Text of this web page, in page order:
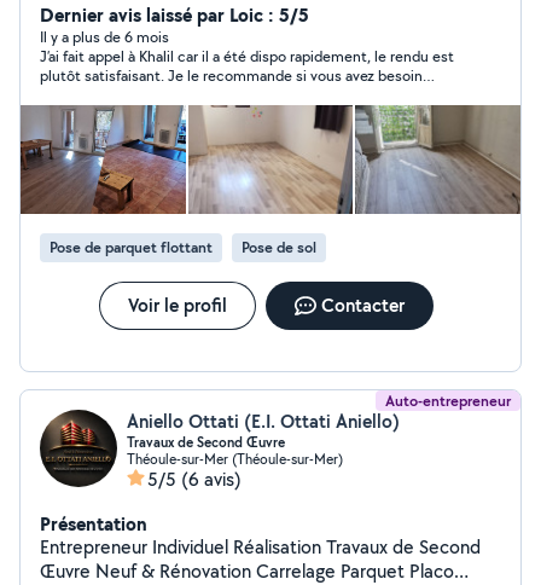
plomberie, rénovation d'intérieur ... Travail propre et
soigné Respect des normes Conseil N'hésitez pas à me
contacter. Satisfait ou satisfait.
Dernier avis laissé par Loic : 5/5
Il y a plus de 6 mois
J’ai fait appel à Khalil car il a été dispo rapidement, le rendu est
plutôt satisfaisant. Je le recommande si vous avez besoin
Pose de parquet flottant Pose de sol
Voir le profil Contacter
Auto-entrepreneur
Aniello Ottati (E.I. Ottati Aniello)
Travaux de Second Œuvre
Théoule-sur-Mer (Théoule-sur-Mer)
5/5 (6 avis)
Présentation
Entrepreneur Individuel Réalisation Travaux de Second
Œuvre Neuf & Rénovation Carrelage Parquet Placo